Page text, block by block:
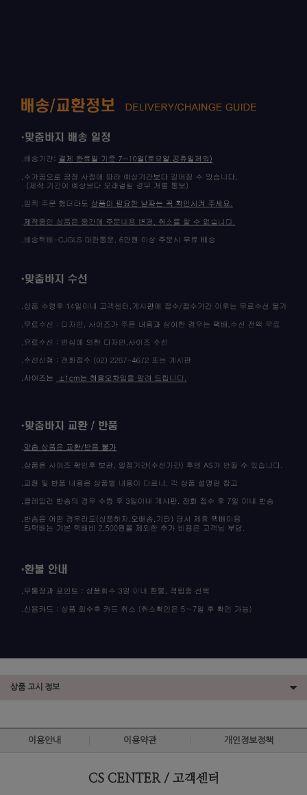
상품 고시 정보
이용안내 이용약관 개인정보정책
CS CENTER / 고객센터